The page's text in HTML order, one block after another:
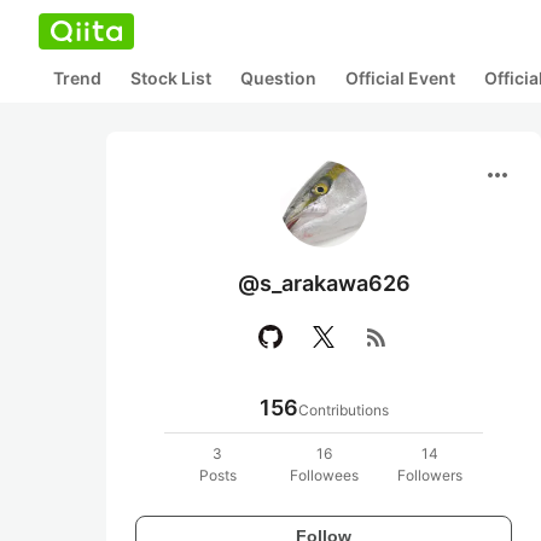
Trend Stock List Question Official Event
more_horiz
@s_arakawa626
rss_feed
156Contributions
3
Posts
16
Followees
14
Followers
Follow